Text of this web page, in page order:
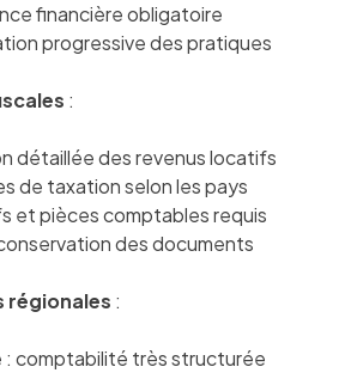
financière obligatoire
progressive des pratiques
:
détaillée des revenus locatifs
de taxation selon les pays
et pièces comptables requis
des documents
régionales :
: comptabilité très structurée